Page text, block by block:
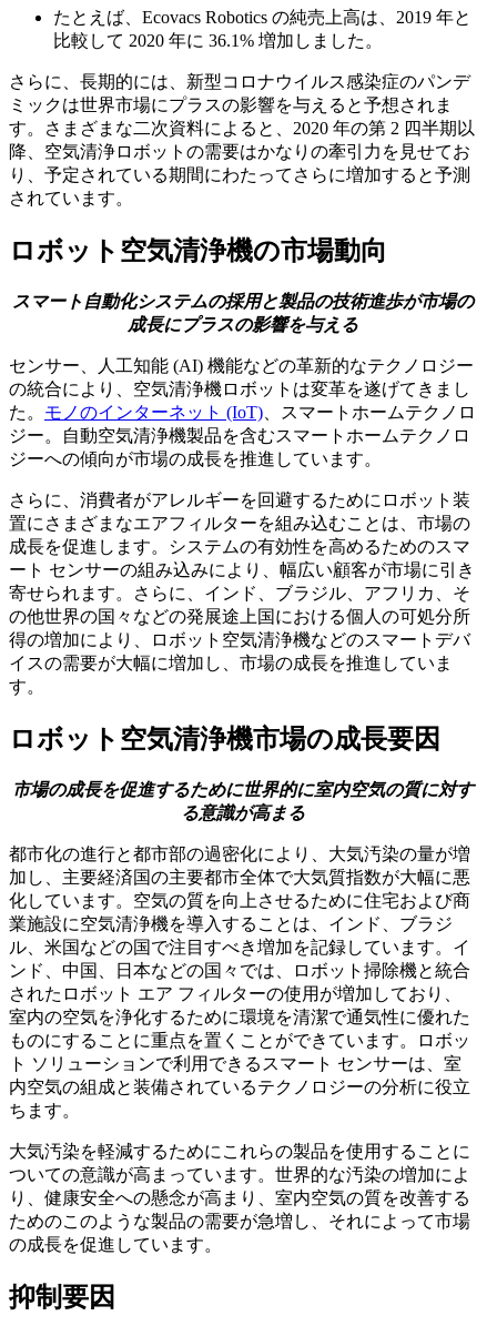
たとえば、Ecovacs Robotics の純売上高は、2019 年と
比較して 2020 年に 36.1% 増加しました。
さらに、長期的には、新型コロナウイルス感染症のパンデ
ミックは世界市場にプラスの影響を与えると予想されま
す。さまざまな二次資料によると、2020 年の第 2 四半期以
降、空気清浄ロボットの需要はかなりの牽引力を見せてお
り、予定されている期間にわたってさらに増加すると予測
されています。
ロボット空気清浄機の市場動向
スマート自動化システムの採用と製品の技術進歩が市場の
成長にプラスの影響を与える
センサー、人工知能 (AI) 機能などの革新的なテクノロジー
の統合により、空気清浄機ロボットは変革を遂げてきまし
た。 モノのインターネット (IoT) 、スマートホームテクノロ
ジー。自動空気清浄機製品を含むスマートホームテクノロ
ジーへの傾向が市場の成長を推進しています。
さらに、消費者がアレルギーを回避するためにロボット装
置にさまざまなエアフィルターを組み込むことは、市場の
成長を促進します。システムの有効性を高めるためのスマ
ート センサーの組み込みにより、幅広い顧客が市場に引き
寄せられます。さらに、インド、ブラジル、アフリカ、そ
の他世界の国々などの発展途上国における個人の可処分所
得の増加により、ロボット空気清浄機などのスマートデバ
イスの需要が大幅に増加し、市場の成長を推進していま
す。
ロボット空気清浄機市場の成長要因
市場の成長を促進するために世界的に室内空気の質に対す
る意識が高まる
都市化の進行と都市部の過密化により、大気汚染の量が増
加し、主要経済国の主要都市全体で大気質指数が大幅に悪
化しています。空気の質を向上させるために住宅および商
業施設に空気清浄機を導入することは、インド、ブラジ
ル、米国などの国で注目すべき増加を記録しています。イ
ンド、中国、日本などの国々では、ロボット掃除機と統合
されたロボット エア フィルターの使用が増加しており、
室内の空気を浄化するために環境を清潔で通気性に優れた
ものにすることに重点を置くことができています。ロボッ
ト ソリューションで利用できるスマート センサーは、室
内空気の組成と装備されているテクノロジーの分析に役立
ちます。
大気汚染を軽減するためにこれらの製品を使用することに
ついての意識が高まっています。世界的な汚染の増加によ
り、健康安全への懸念が高まり、室内空気の質を改善する
ためのこのような製品の需要が急増し、それによって市場
の成長を促進しています。
抑制要因